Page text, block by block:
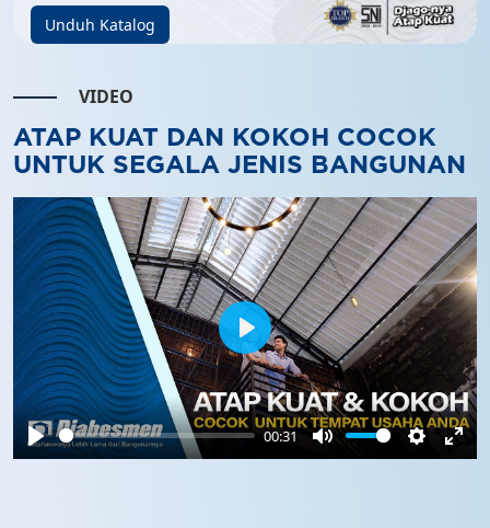
Unduh Katalog
VIDEO
ATAP KUAT DAN KOKOH COCOK
UNTUK SEGALA JENIS BANGUNAN
Play
00:31
Mute Settings
Play